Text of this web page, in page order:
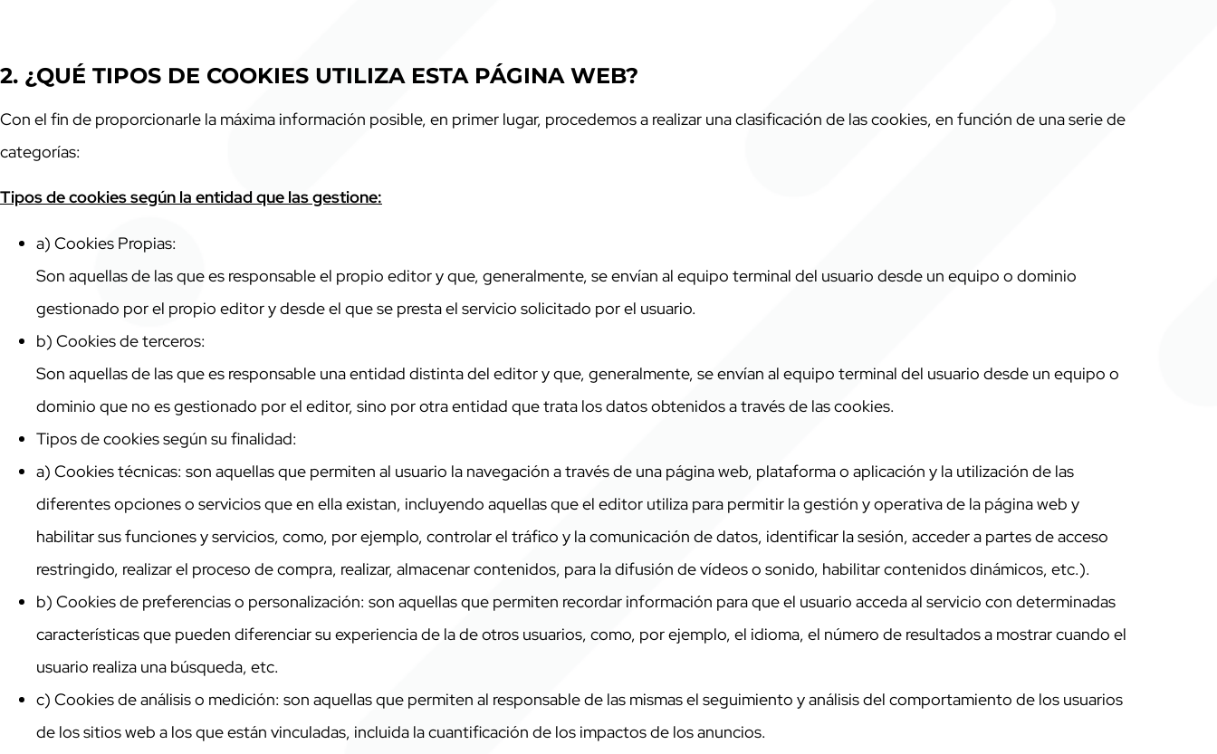
2. ¿QUÉ TIPOS DE COOKIES UTILIZA ESTA PÁGINA WEB?
Con el fin de proporcionarle la máxima información posible, en primer lugar, procedemos a realizar una clasificación de las cookies, en función de una serie de
categorías:
Tipos de cookies según la entidad que las gestione:
a) Cookies Propias:
Son aquellas de las que es responsable el propio editor y que, generalmente, se envían al equipo terminal del usuario desde un equipo o dominio
gestionado por el propio editor y desde el que se presta el servicio solicitado por el usuario.
b) Cookies de terceros:
Son aquellas de las que es responsable una entidad distinta del editor y que, generalmente, se envían al equipo terminal del usuario desde un equipo o
dominio que no es gestionado por el editor, sino por otra entidad que trata los datos obtenidos a través de las cookies.
Tipos de cookies según su finalidad:
a) Cookies técnicas: son aquellas que permiten al usuario la navegación a través de una página web, plataforma o aplicación y la utilización de las
diferentes opciones o servicios que en ella existan, incluyendo aquellas que el editor utiliza para permitir la gestión y operativa de la página web y
habilitar sus funciones y servicios, como, por ejemplo, controlar el tráfico y la comunicación de datos, identificar la sesión, acceder a partes de acceso
restringido, realizar el proceso de compra, realizar, almacenar contenidos, para la difusión de vídeos o sonido, habilitar contenidos dinámicos, etc.).
b) Cookies de preferencias o personalización: son aquellas que permiten recordar información para que el usuario acceda al servicio con determinadas
características que pueden diferenciar su experiencia de la de otros usuarios, como, por ejemplo, el idioma, el número de resultados a mostrar cuando el
usuario realiza una búsqueda, etc.
c) Cookies de análisis o medición: son aquellas que permiten al responsable de las mismas el seguimiento y análisis del comportamiento de los usuarios
de los sitios web a los que están vinculadas, incluida la cuantificación de los impactos de los anuncios.